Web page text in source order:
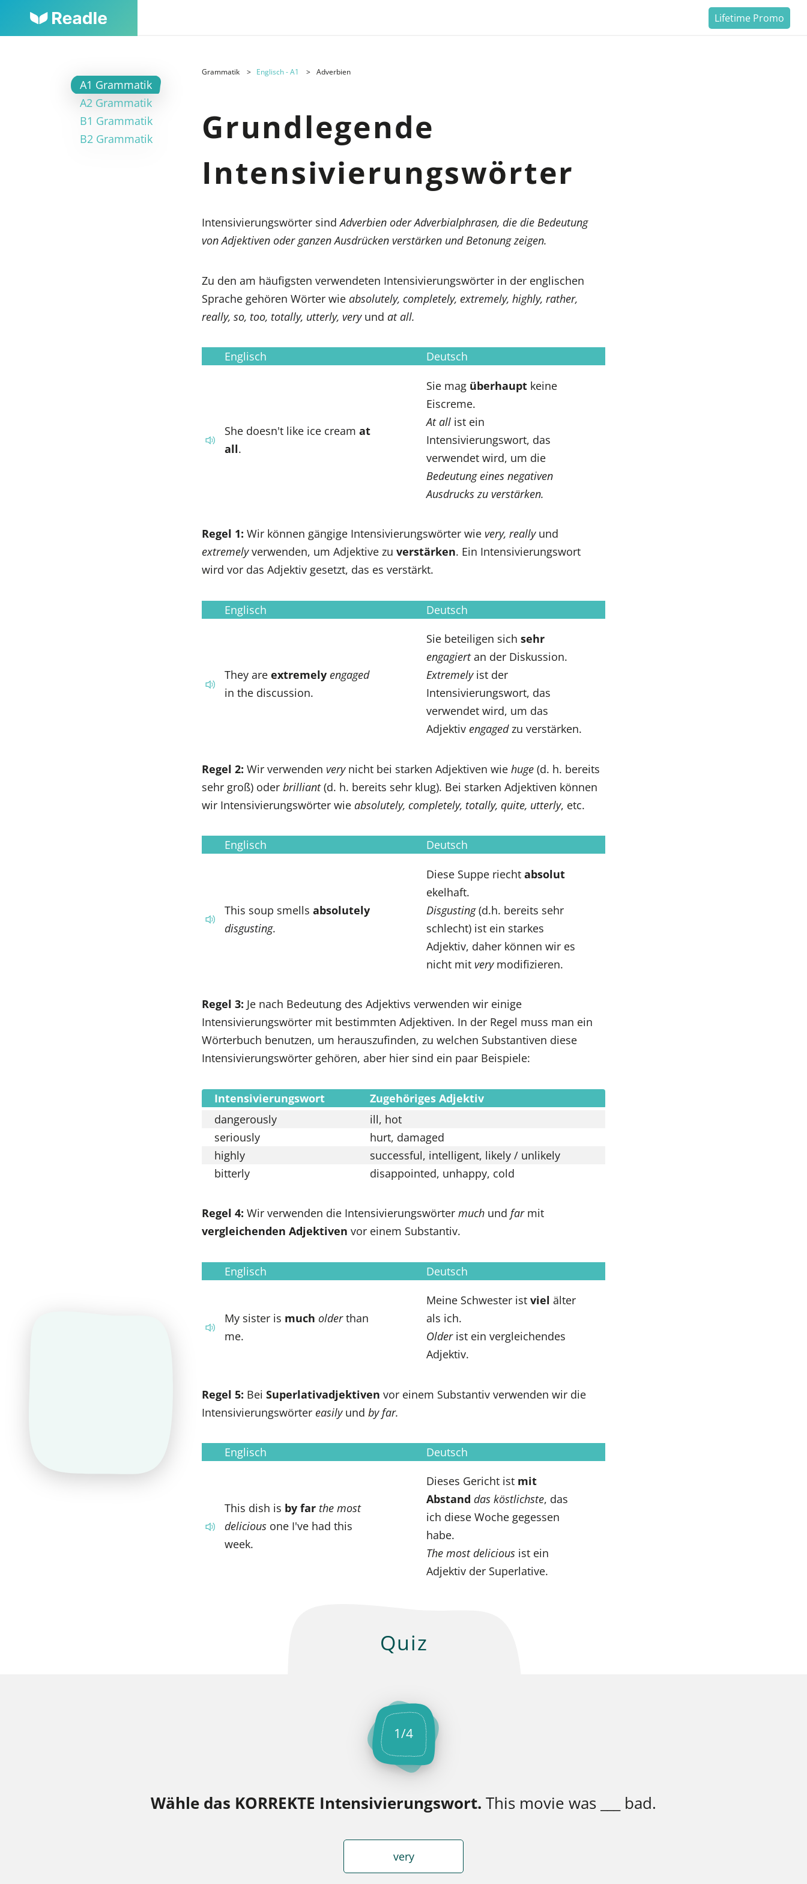
Lifetime Promo
A1 Grammatik
A2 Grammatik
B1 Grammatik
B2 Grammatik
Grammatik Englisch - A1 Adverbien
Grundlegende
Intensivierungswörter
Intensivierungswörter sindAdverbien oder Adverbialphrasen, die die Bedeutung
von Adjektiven oder ganzen Ausdrücken verstärken und Betonung zeigen.
Zu den am häufigsten verwendeten Intensivierungswörter in der englischen
Sprache gehören Wörter wie absolutely, completely, extremely, highly, rather,
really, so, too, totally, utterly, very und at all.
Englisch Deutsch
She doesn't like ice cream at
all.
Sie mag überhauptkeine
Eiscreme.
At allist ein
Intensivierungswort, das
verwendet wird, um die
Bedeutung eines negativen
Ausdrucks zu verstärken.
Regel 1: Wir können gängige Intensivierungswörter wie very, reallyund
extremelyverwenden, um Adjektive zu verstärken. Ein Intensivierungswort
wird vor das Adjektiv gesetzt, das es verstärkt.
Englisch Deutsch
They are extremely engaged
in the discussion.
Sie beteiligen sich sehr
engagiertan der Diskussion.
Extremelyist der
Intensivierungswort, das
verwendet wird, um das
Adjektiv engagedzu verstärken.
Regel 2: Wir verwenden verynicht bei starken Adjektiven wie huge (d. h. bereits
sehr groß) oder brilliant(d. h. bereits sehr klug). Bei starken Adjektiven können
wir Intensivierungswörter wie absolutely, completely, totally, quite, utterly, etc.
Englisch Deutsch
This soup smells absolutely
disgusting.
Diese Suppe riecht absolut
ekelhaft.
Disgusting(d.h. bereits sehr
schlecht) ist ein starkes
Adjektiv, daher können wir es
nicht mit verymodifizieren.
Regel 3: Je nach Bedeutung des Adjektivs verwenden wir einige
Intensivierungswörter mit bestimmten Adjektiven. In der Regel muss man ein
Wörterbuch benutzen, um herauszufinden, zu welchen Substantiven diese
Intensivierungswörter gehören, aber hier sind ein paar Beispiele:
Intensivierungswort
Zugehöriges Adjektiv
dangerously
ill, hot
seriously
hurt, damaged
highly
successful, intelligent, likely / unlikely
bitterly
disappointed, unhappy, cold
Regel 4: Wir verwenden die Intensivierungswörter much und farmit
vergleichenden Adjektiven vor einem Substantiv.
Englisch Deutsch
My sister is much olderthan
me.
Meine Schwester ist viel älter
als ich.
Olderist ein vergleichendes
Adjektiv.
Regel 5: Bei Superlativadjektiven vor einem Substantiv verwenden wir die
Intensivierungswörter easilyund by far.
Englisch Deutsch
This dish is by far the most
deliciousone I've had this
week.
Dieses Gericht ist mit
Abstand das köstlichste, das
ich diese Woche gegessen
habe.
The most deliciousist ein
Adjektiv der Superlative.
Quiz
1/4
Wähle das KORREKTE Intensivierungswort. This movie was ___ bad.
very